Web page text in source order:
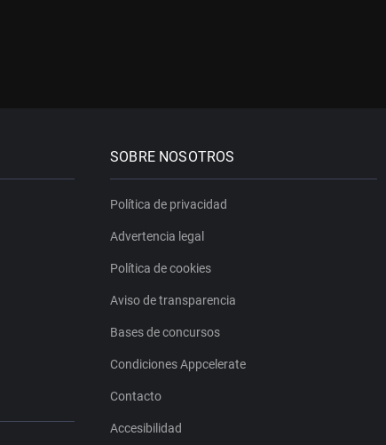
SOBRE NOSOTROS
Política de privacidad
Advertencia legal
Política de cookies
Aviso de transparencia
Bases de concursos
Condiciones Appcelerate
Contacto
Accesibilidad